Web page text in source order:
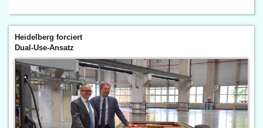
Heidelberg forciert
Dual-Use-Ansatz